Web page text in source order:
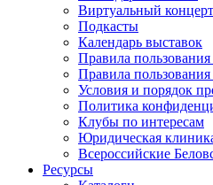
Виртуальный
Подкасты
Календарь выставок
Правила
Правила
Условия и порядок
Политика
Клубы по интересам
Юридическая
Всероссийские
Ресурсы